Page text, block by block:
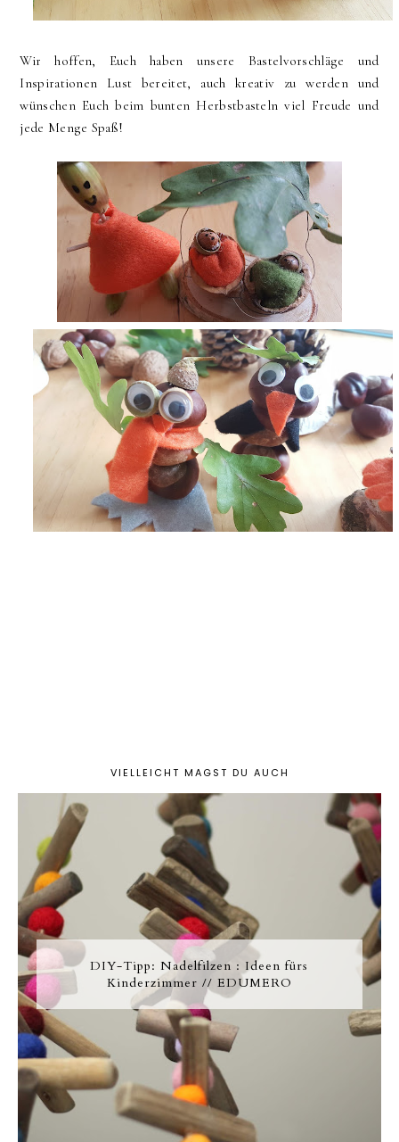
Wir hoffen, Euch haben unsere Bastelvorschläge und
Inspirationen Lust bereitet, auch kreativ zu werden und
wünschen Euch beim bunten Herbstbasteln viel Freude und
jede Menge Spaß!
VIELLEICHT MAGST DU AUCH
DIY-Tipp: Nadelfilzen : Ideen fürs
Kinderzimmer // EDUMERO